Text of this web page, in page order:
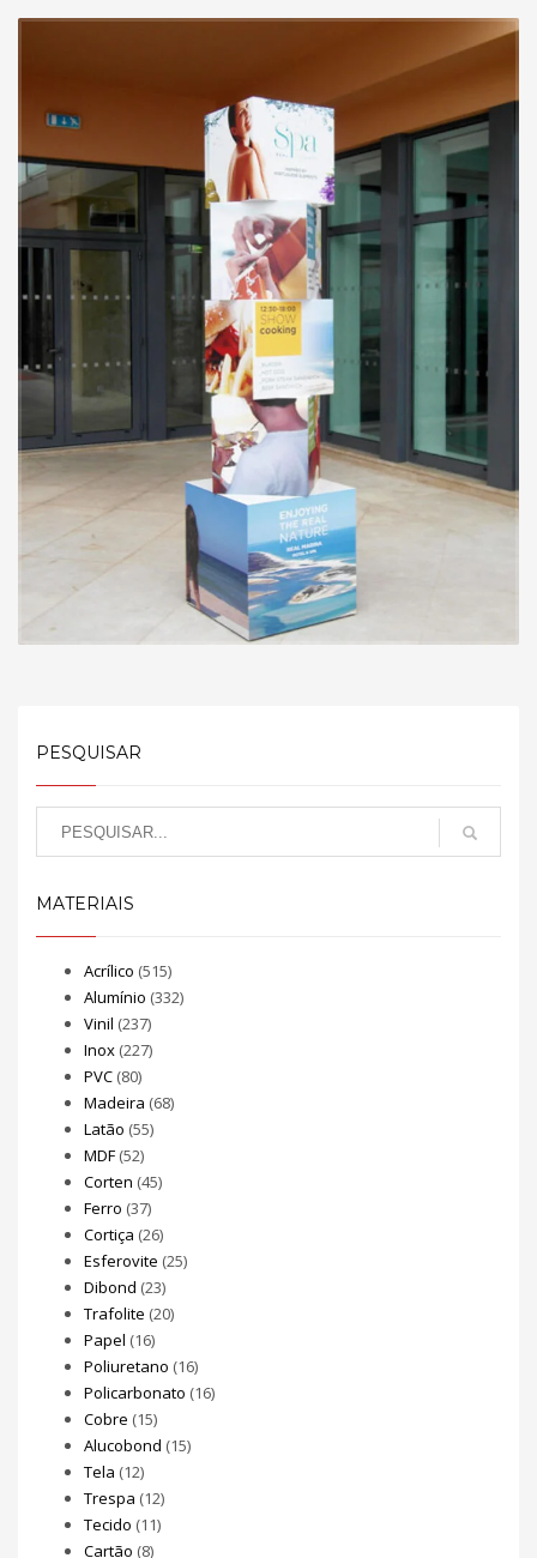
PESQUISAR
MATERIAIS
Acrílico (515)
Alumínio (332)
Vinil (237)
Inox (227)
PVC (80)
Madeira (68)
Latão (55)
MDF (52)
Corten (45)
Ferro (37)
Cortiça (26)
Esferovite (25)
Dibond (23)
Trafolite (20)
Papel (16)
Poliuretano (16)
Policarbonato (16)
Cobre (15)
Alucobond (15)
Tela (12)
Trespa (12)
Tecido (11)
Cartão (8)